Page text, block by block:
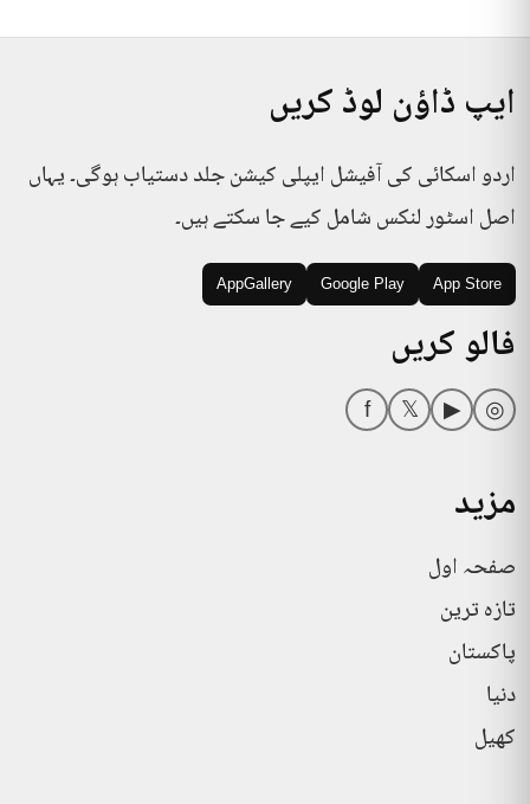
ایپ ڈاؤن لوڈ کریں
اردو اسکائی کی آفیشل ایپلی کیشن جلد دستیاب ہوگی۔ یہاں
اصل اسٹور لنکس شامل کیے جا سکتے ہیں۔
App Store
Google Play
AppGallery
فالو کریں
◎
▶
𝕏
f
مزید
صفحہ اول
تازہ ترین
پاکستان
دنیا
کھیل